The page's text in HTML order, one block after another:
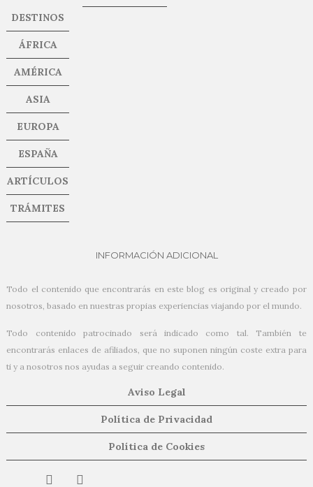
DESTINOS
ÁFRICA
AMÉRICA
ASIA
EUROPA
ESPAÑA
ARTÍCULOS
TRÁMITES
INFORMACIÓN ADICIONAL
Todo el contenido que encontrarás en este blog es original y creado por
nosotros, basado en nuestras propias experiencias viajando por el mundo.
Todo contenido patrocinado será indicado como tal. También te
encontrarás enlaces de afiliados, que no suponen ningún coste extra para
ti y a nosotros nos ayudas a seguir creando contenido.
Aviso Legal
Política de Privacidad
Política de Cookies